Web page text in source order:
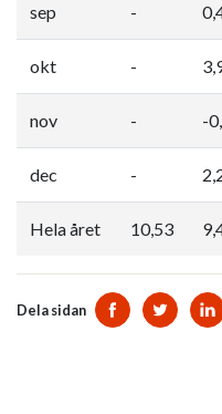
sep -
okt -
nov - -
dec -
Hela året 10,53
Dela sidan Dela sidan på
Dela